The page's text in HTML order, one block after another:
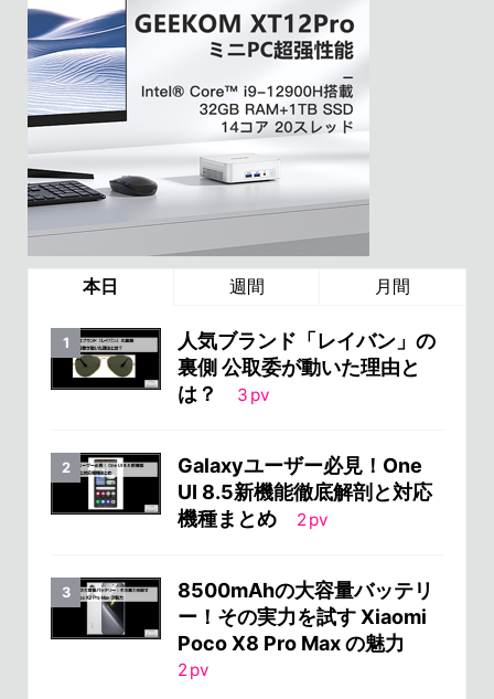
本日 週間 月間
人気ブランド「レイバン」の
裏側 公取委が動いた理由と
は？
3 pv
Galaxyユーザー必見！One
UI 8.5新機能徹底解剖と対応
機種まとめ
2 pv
8500mAhの大容量バッテリ
ー！その実力を試す Xiaomi
Poco X8 Pro Max の魅力
2 pv